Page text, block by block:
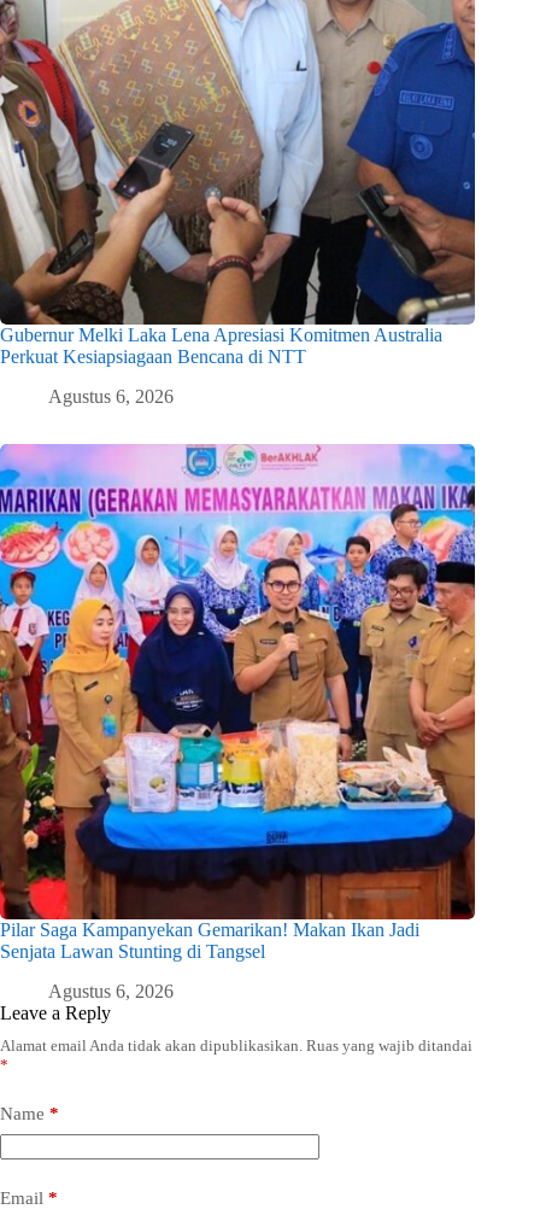
Gubernur Melki Laka Lena Apresiasi Komitmen Australia
Perkuat Kesiapsiagaan Bencana di NTT
Agustus 6, 2026
Pilar Saga Kampanyekan Gemarikan! Makan Ikan Jadi
Senjata Lawan Stunting di Tangsel
Agustus 6, 2026
Leave a Reply
Alamat email Anda tidak akan dipublikasikan. Ruas yang wajib ditandai
*
Name *
Email *